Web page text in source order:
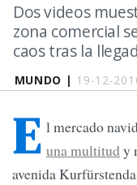
MUNDO | 19-12-
Dos videos
zona comercial
caos tras la
E l mercado
una multitud y
avenida